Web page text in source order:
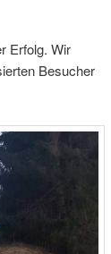
Erfolg. Wir
Besucher